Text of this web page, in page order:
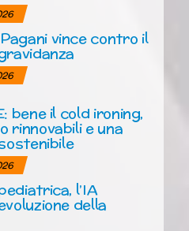
vince contro il
bene il cold ironing,
rinnovabili e una
l’IA
della